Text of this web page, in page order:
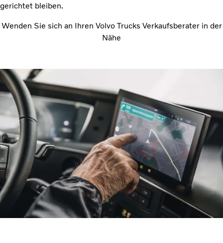
gerichtet bleiben.
Wenden Sie sich an Ihren Volvo Trucks Verkaufsberater in der
Nähe